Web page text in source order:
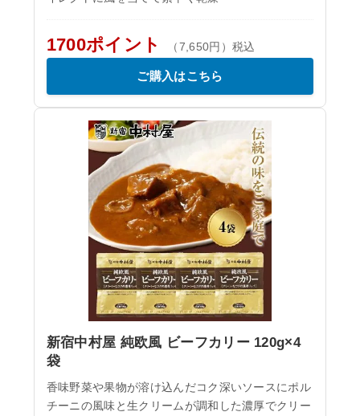
1700ポイント （7,650円）税込
ご購入はこちら
新宿中村屋 純欧風 ビーフカリー 120g×4
袋
香味野菜や果物が溶け込んだコク深いソースにポル
チーニの風味と生クリームが調和した濃厚でクリー